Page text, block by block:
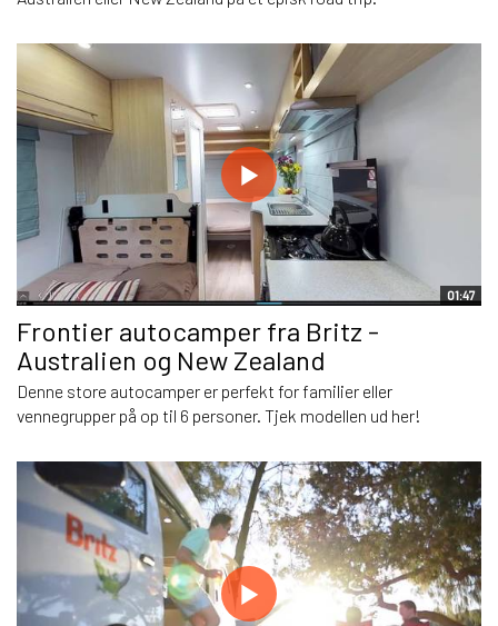
01:47
Frontier autocamper fra Britz -
Australien og New Zealand
Denne store autocamper er perfekt for familier eller
vennegrupper på op til 6 personer. Tjek modellen ud her!